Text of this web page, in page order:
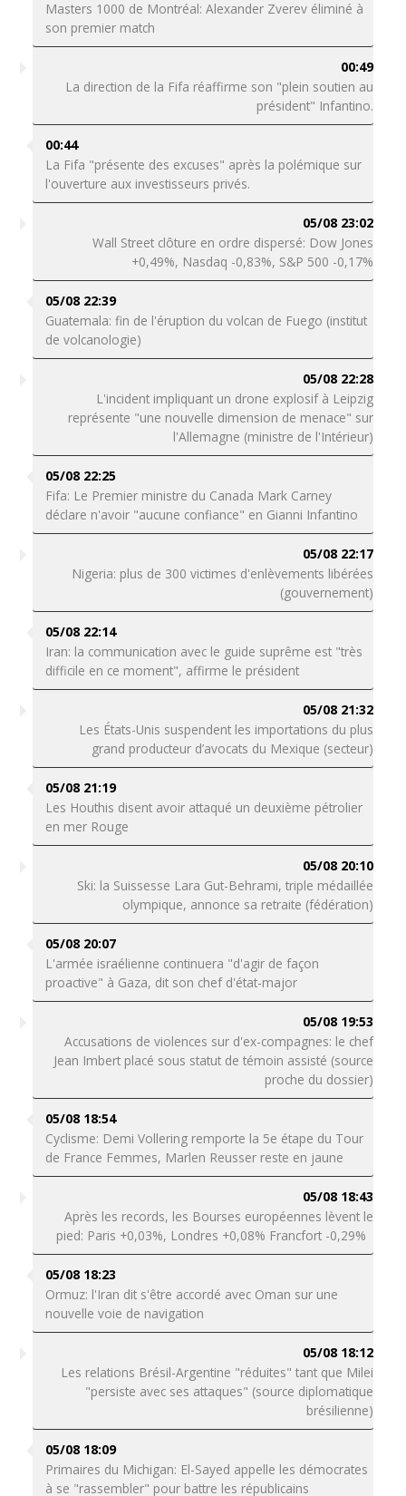
Masters 1000 de Montréal: Alexander Zverev éliminé à
son premier match
00:49
La direction de la Fifa réaffirme son "plein soutien au
président" Infantino.
00:44
La Fifa "présente des excuses" après la polémique sur
l'ouverture aux investisseurs privés.
05/08 23:02
Wall Street clôture en ordre dispersé: Dow Jones
+0,49%, Nasdaq -0,83%, S&P 500 -0,17%
05/08 22:39
Guatemala: fin de l'éruption du volcan de Fuego (institut
de volcanologie)
05/08 22:28
L'incident impliquant un drone explosif à Leipzig
représente "une nouvelle dimension de menace" sur
l'Allemagne (ministre de l'Intérieur)
05/08 22:25
Fifa: Le Premier ministre du Canada Mark Carney
déclare n'avoir "aucune confiance" en Gianni Infantino
05/08 22:17
Nigeria: plus de 300 victimes d'enlèvements libérées
(gouvernement)
05/08 22:14
Iran: la communication avec le guide suprême est "très
difficile en ce moment", affirme le président
05/08 21:32
Les États-Unis suspendent les importations du plus
grand producteur d’avocats du Mexique (secteur)
05/08 21:19
Les Houthis disent avoir attaqué un deuxième pétrolier
en mer Rouge
05/08 20:10
Ski: la Suissesse Lara Gut-Behrami, triple médaillée
olympique, annonce sa retraite (fédération)
05/08 20:07
L'armée israélienne continuera "d'agir de façon
proactive" à Gaza, dit son chef d'état-major
05/08 19:53
Accusations de violences sur d'ex-compagnes: le chef
Jean Imbert placé sous statut de témoin assisté (source
proche du dossier)
05/08 18:54
Cyclisme: Demi Vollering remporte la 5e étape du Tour
de France Femmes, Marlen Reusser reste en jaune
05/08 18:43
Après les records, les Bourses européennes lèvent le
pied: Paris +0,03%, Londres +0,08% Francfort -0,29%
05/08 18:23
Ormuz: l'Iran dit s'être accordé avec Oman sur une
nouvelle voie de navigation
05/08 18:12
Les relations Brésil-Argentine "réduites" tant que Milei
"persiste avec ses attaques" (source diplomatique
brésilienne)
05/08 18:09
Primaires du Michigan: El-Sayed appelle les démocrates
à se "rassembler" pour battre les républicains